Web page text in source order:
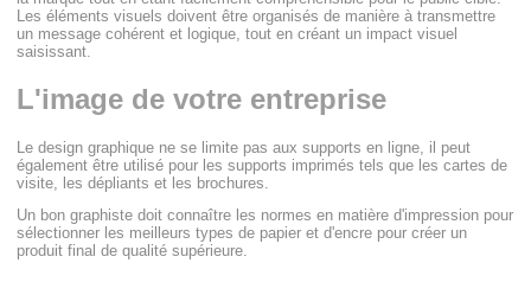
Les éléments visuels doivent être organisés de manière à transmettre
un message cohérent et logique, tout en créant un impact visuel
saisissant.
L'image de votre entreprise
Le design graphique ne se limite pas aux supports en ligne, il peut
également être utilisé pour les supports imprimés tels que les cartes de
visite, les dépliants et les brochures.
Un bon graphiste doit connaître les normes en matière d'impression pour
sélectionner les meilleurs types de papier et d'encre pour créer un
produit final de qualité supérieure.